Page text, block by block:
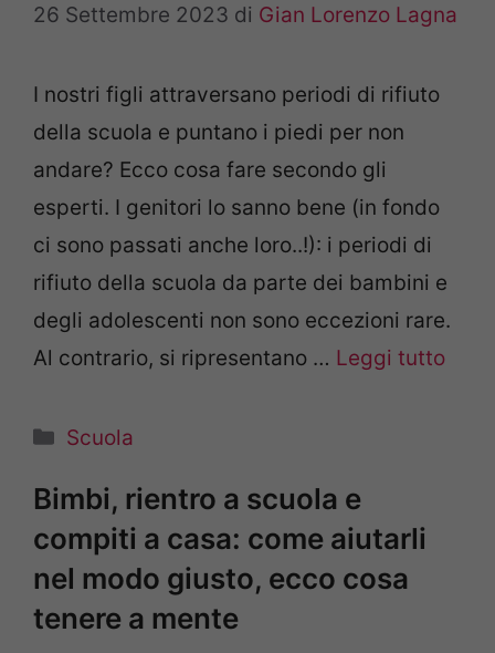
26 Settembre 2023 di Gian Lorenzo Lagna
I nostri figli attraversano periodi di rifiuto
della scuola e puntano i piedi per non
andare? Ecco cosa fare secondo gli
esperti. I genitori lo sanno bene (in fondo
ci sono passati anche loro..!): i periodi di
rifiuto della scuola da parte dei bambini e
degli adolescenti non sono eccezioni rare.
Al contrario, si ripresentano … Leggi tutto
Categorie
Scuola
Bimbi, rientro a scuola e
compiti a casa: come aiutarli
nel modo giusto, ecco cosa
tenere a mente